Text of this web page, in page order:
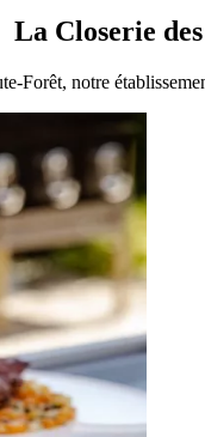
La Closerie
Forêt, notre